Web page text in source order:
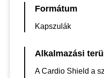
Formátum
Kapszulák
Alkalmazási
A Cardio Shield a